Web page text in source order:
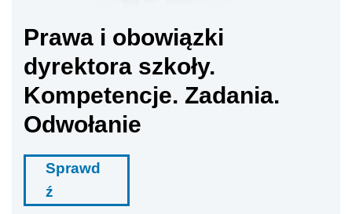
Prawa i obowiązki
dyrektora szkoły.
Kompetencje. Zadania.
Odwołanie
Sprawd
ź